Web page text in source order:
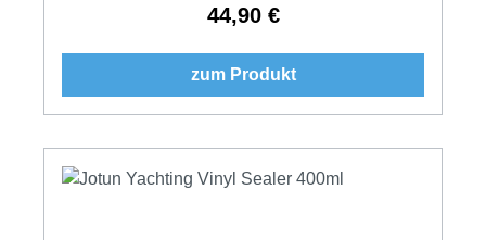
Regulärer Preis:
44,90 €
zum Produkt